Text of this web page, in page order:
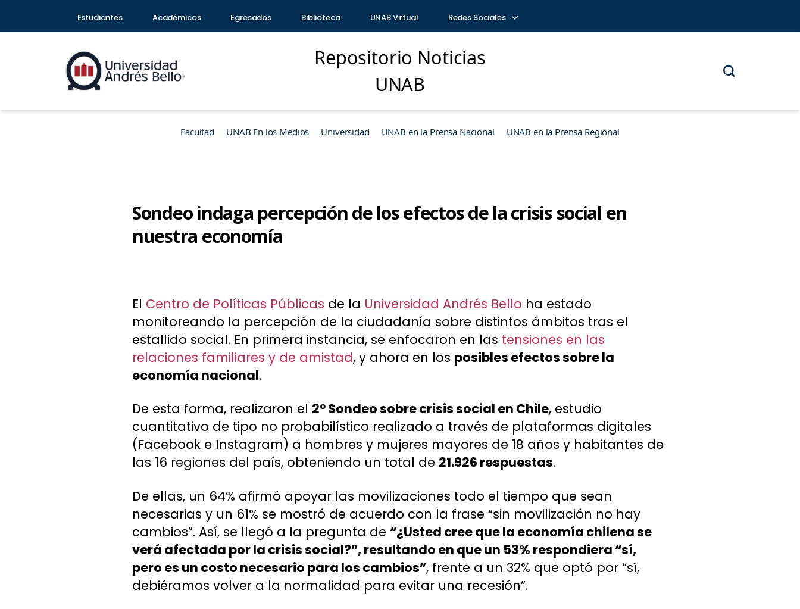
Estudiantes Académicos Egresados Biblioteca UNAB Virtual Redes Sociales
Repositorio Noticias
UNAB
Facultad UNAB En los Medios Universidad UNAB en la Prensa Nacional UNAB en la Prensa Regional
Sondeo indaga percepción de los efectos de la crisis social en
nuestra economía
El Centro de Políticas Públicas de la Universidad Andrés Bello ha estado
monitoreando la percepción de la ciudadanía sobre distintos ámbitos tras el
estallido social. En primera instancia, se enfocaron en las tensiones en las
relaciones familiares y de amistad, y ahora en los posibles efectos sobre la
economía nacional.
De esta forma, realizaron el 2° Sondeo sobre crisis social en Chile, estudio
cuantitativo de tipo no probabilístico realizado a través de plataformas digitales
(Facebook e Instagram) a hombres y mujeres mayores de 18 años y habitantes de
las 16 regiones del país, obteniendo un total de 21.926 respuestas.
De ellas, un 64% afirmó apoyar las movilizaciones todo el tiempo que sean
necesarias y un 61% se mostró de acuerdo con la frase “sin movilización no hay
cambios”. Así, se llegó a la pregunta de “¿Usted cree que la economía chilena se
verá afectada por la crisis social?”, resultando en que un 53% respondiera “sí,
pero es un costo necesario para los cambios”, frente a un 32% que optó por “sí,
debiéramos volver a la normalidad para evitar una recesión”.